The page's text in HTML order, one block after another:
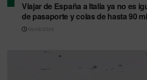
Viajar de España a Italia ya no es
de pasaporte y colas de hasta 90
06/08/2026